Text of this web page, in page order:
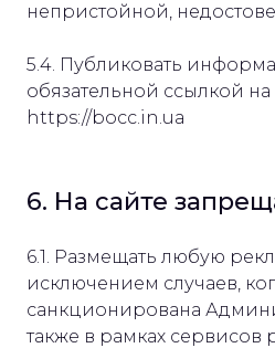
непристойной,
5.4. Публиковать
обязательной ссылкой на
https://bocc.in.ua
6. На сайте
6.1. Размещать любую
исключением случаев,
санкционирована
также в рамках сервисов